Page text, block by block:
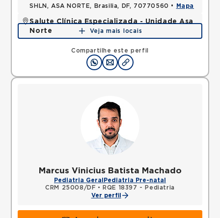
Compartilhe este perfil
SHLN, ASA NORTE, Brasilia, DF, 70770560 • Mapa
Salute Clínica Especializada - Unidade Asa
Norte
STN, ASA NORTE, Brasilia, DF, 70770909 •Mapa
Veja mais locais
Marcus Vinicius Batista Machado
Pediatria Geral Pediatria Pre-natal
CRM 25008/DF •
RQE 18397 - Pediatria
Ver perfil